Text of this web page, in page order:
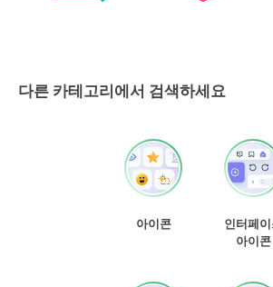
다른 카테고리에서 검색하세요
아이콘
인터페
아이콘